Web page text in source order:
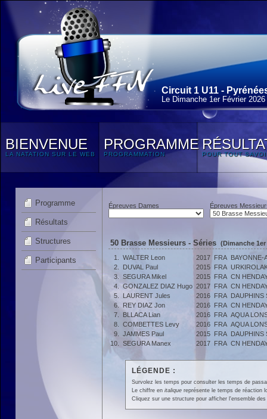
Circuit 1 U11 -
Le Dimanche 1erFévrier 2026
BIENVENUE
LA NATATION SUR LE WEB
PROGRAMME
PROGRAMMATION POUR TOUT
Programme
Résultats
Structures
Participants
Épreuves Dames Épreuves
50 Brasse Messieurs - Séries (Dimanche 1er
1.
WALTER Leon 2017 FRA BAYONNE-
2.
DUVAL Paul 2015 FRA
3.
SEGURA Mikel 2015 FRA CN
4.
GONZALEZ DIAZ Hugo 2017 FRA CN
5.
LAURENT Jules 2016 FRA DAUPHINS
6.
REY DIAZ Jon 2016 FRA CN
7.
BLLACA Lian 2016 FRA AQUA
8.
COMBETTES Levy 2016 FRA AQUA
9.
JAMMES Paul 2015 FRA DAUPHINS
10.
SEGURA Manex 2017 FRA CN
LÉGENDE :
Survolez les temps pour consulter les temps de
Le chiffre en italiquereprésente le temps de réaction
Cliquez sur une structure pour afficher l'ensemble